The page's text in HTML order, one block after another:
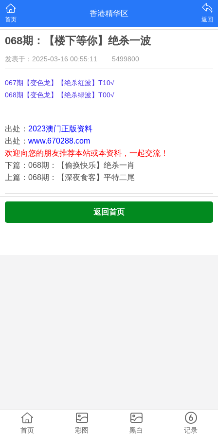
首页
香港精华区
返回
068期：【楼下等你】绝杀一波
发表于：2025-03-16 00:55:11 5499800
067期【变色龙】【绝杀红波】T10√
068期【变色龙】【绝杀绿波】T00√
出处： 2023澳门正版资料
出处： www.670288.com
欢迎向您的朋友推荐本站或本资料，一起交流！
下篇：068期：【偷换快乐】绝杀一肖
上篇：068期：【深夜食客】平特二尾
返回首页
首页 彩图 黑白 记录